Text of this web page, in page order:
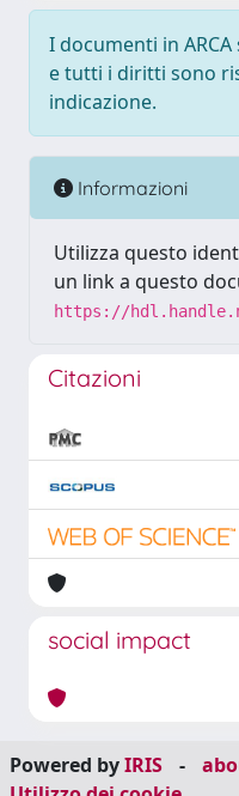
I documenti in
e tutti i diritti sono
indicazione.
Informazioni
Utilizza questo
un link a questo
https://
Citazioni
social impact
Powered byIRIS -